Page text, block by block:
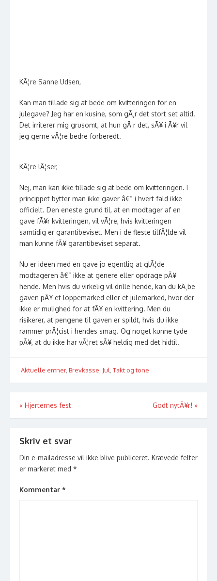
KÃ¦re Sanne Udsen,
Kan man tillade sig at bede om kvitteringen for en
julegave? Jeg har en kusine, som gÃ¸r det stort set altid.
Det irriterer mig grusomt, at hun gÃ¸r det, sÃ¥ i Ã¥r vil
jeg gerne vÃ¦re bedre forberedt.
KÃ¦re lÃ¦ser,
Nej, man kan ikke tillade sig at bede om kvitteringen. I
princippet bytter man ikke gaver â€“ i hvert fald ikke
officielt. Den eneste grund til, at en modtager af en
gave fÃ¥r kvitteringen, vil vÃ¦re, hvis kvitteringen
samtidig er garantibeviset. Men i de fleste tilfÃ¦lde vil
man kunne fÃ¥ garantibeviset separat.
Nu er ideen med en gave jo egentlig at glÃ¦de
modtageren â€“ ikke at genere eller opdrage pÃ¥
hende. Men hvis du virkelig vil drille hende, kan du kÃ¸be
gaven pÃ¥ et loppemarked eller et julemarked, hvor der
ikke er mulighed for at fÃ¥ en kvittering. Men du
risikerer, at pengene til gaven er spildt, hvis du ikke
rammer prÃ¦cist i hendes smag. Og noget kunne tyde
pÃ¥, at du ikke har vÃ¦ret sÃ¥ heldig med det hidtil.
Aktuelle emner, Brevkasse Jul Takt og tone
Indlægsnavigation
« Hjerternes fest Godt nytÃ¥r! »
Skriv et svar
Din e-mailadresse vil ikke blive publiceret. Krævede felter
er markeret med *
Kommentar *